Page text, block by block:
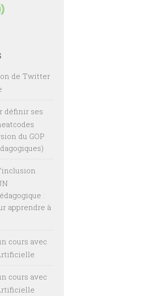
de Twitter
définir ses
du GOP
:
apprendre à
cours avec
cours avec